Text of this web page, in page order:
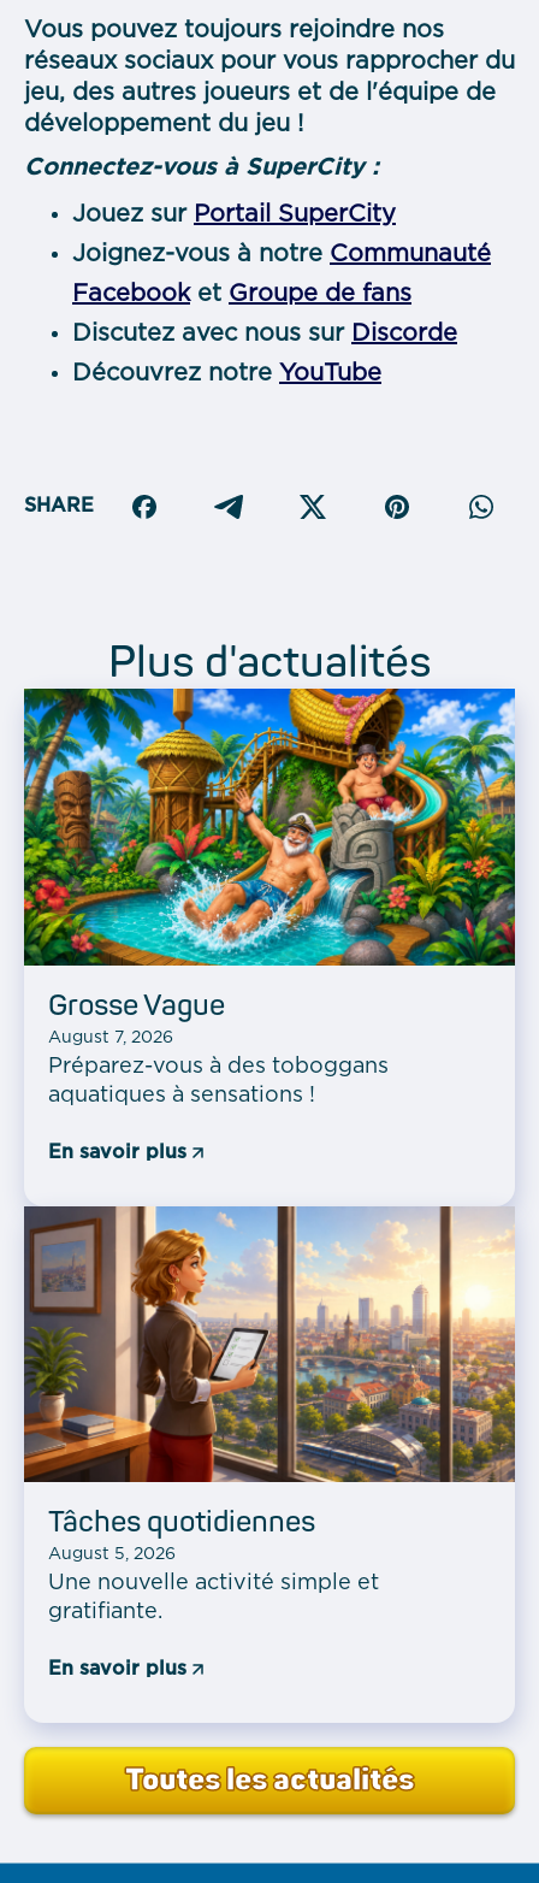
Vous pouvez toujours rejoindre nos
réseaux sociaux pour vous rapprocher du
jeu, des autres joueurs et de l'équipe de
développement du jeu !
Connectez-vous à SuperCity :
Jouez sur Portail SuperCity
Joignez-vous à notre Communauté
Facebooket Groupe de fans
Discutez avec nous sur Discorde
Découvrez notre YouTube
SHARE
Plus d'actualités
Grosse Vague
August 7, 2026
Préparez-vous à des toboggans
aquatiques à sensations !
En savoir plus
Tâches quotidiennes
August 5, 2026
Une nouvelle activité simple et
gratifiante.
En savoir plus
Toutes les actualités